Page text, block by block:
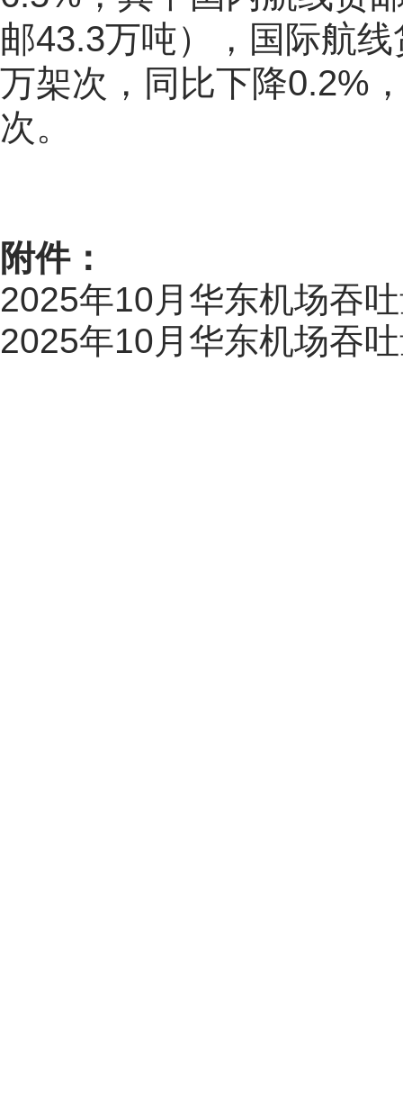
邮43.3万吨），国际航
万架次，同比下降0.2%
次。
附件：
2025年10月华东机场吞
2025年10月华东机场吞